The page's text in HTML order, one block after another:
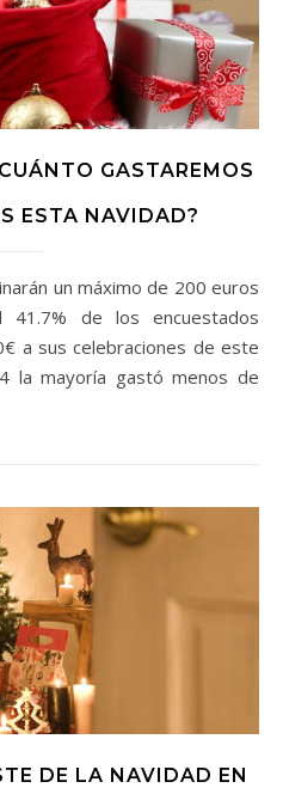
GASTAREMOS
ESTA NAVIDAD?
41.7% de los encuestados
a sus celebraciones de este
la mayoría gastó menos de
DE LA NAVIDAD EN